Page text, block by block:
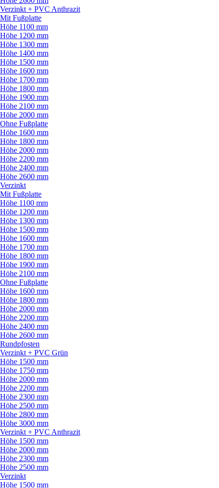
Verzinkt + PVC Anthrazit
Mit Fußplatte
Höhe 1100 mm
Höhe 1200 mm
Höhe 1300 mm
Höhe 1400 mm
Höhe 1500 mm
Höhe 1600 mm
Höhe 1700 mm
Höhe 1800 mm
Höhe 1900 mm
Höhe 2100 mm
Höhe 2000 mm
Ohne Fußplatte
Höhe 1600 mm
Höhe 1800 mm
Höhe 2000 mm
Höhe 2200 mm
Höhe 2400 mm
Höhe 2600 mm
Verzinkt
Mit Fußplatte
Höhe 1100 mm
Höhe 1200 mm
Höhe 1300 mm
Höhe 1500 mm
Höhe 1600 mm
Höhe 1700 mm
Höhe 1800 mm
Höhe 1900 mm
Höhe 2100 mm
Ohne Fußplatte
Höhe 1600 mm
Höhe 1800 mm
Höhe 2000 mm
Höhe 2200 mm
Höhe 2400 mm
Höhe 2600 mm
Rundpfosten
Verzinkt + PVC Grün
Höhe 1500 mm
Höhe 1750 mm
Höhe 2000 mm
Höhe 2200 mm
Höhe 2300 mm
Höhe 2500 mm
Höhe 2800 mm
Höhe 3000 mm
Verzinkt + PVC Anthrazit
Höhe 1500 mm
Höhe 2000 mm
Höhe 2300 mm
Höhe 2500 mm
Verzinkt
Höhe 1500 mm